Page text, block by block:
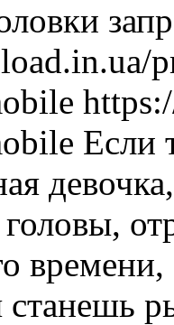
Если
станешь